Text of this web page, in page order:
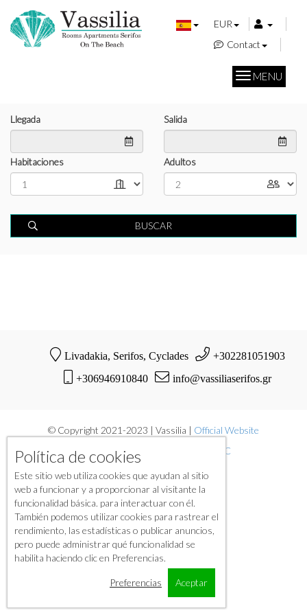
EUR
Contact
MENU
Llegada Salida
Habitaciones Adultos
BUSCAR
Livadakia, Serifos, Cyclades +302281051903
+306946910840 info@vassiliaserifos.gr
© Copyright 2021-2023 | Vassilia | Official Website
Powered by International O.H.M. LLC
Política de cookies
Este sitio web utiliza cookies que ayudan al sitio
web a funcionar y a proporcionar al visitante la
funcionalidad básica. para interactuar con él.
También podemos utilizar cookies para rastrear el
rendimiento, las estadísticas o publicar anuncios,
pero puede administrar qué funcionalidad se
habilita haciendo clic en Preferencias.
Preferencias Aceptar